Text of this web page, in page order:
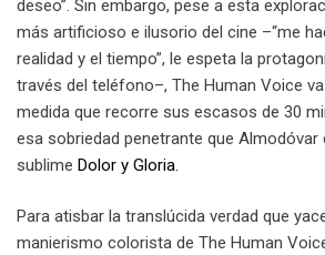
deseo”. Sin embargo, pese a esta
más artificioso e ilusorio del cine –“me
realidad y el tiempo”, le espeta la
través del teléfono–, The Human Voice
medida que recorre sus escasos de 30
esa sobriedad penetrante que Almodóvar
sublime Dolor y Gloria.
Para atisbar la translúcida verdad que
manierismo colorista de The Human